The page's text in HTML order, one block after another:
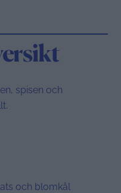
spisen och
och blomkål